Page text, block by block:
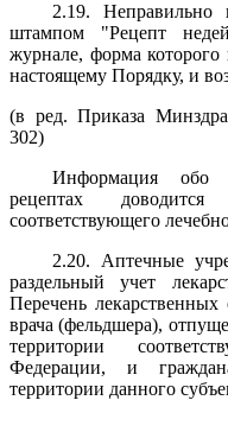
2.19. Неправильно
штампом "Рецепт
журнале, форма
настоящему Порядку, и
(в ред. Приказа
302)
Информация обо
рецептах
соответствующего
2.20. Аптечные
раздельный учет
Перечень
врача (фельдшера),
территории
Федерации, и
территории данного